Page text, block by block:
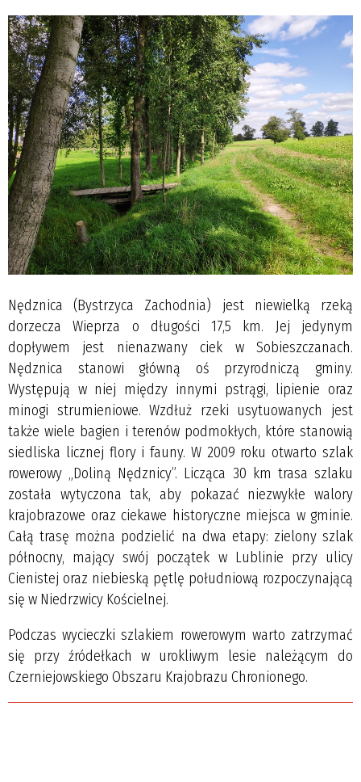
Nędznica (Bystrzyca Zachodnia) jest niewielką rzeką
dorzecza Wieprza o długości 17,5 km. Jej jedynym
dopływem jest nienazwany ciek w Sobieszczanach.
Nędznica stanowi główną oś przyrodniczą gminy.
Występują w niej między innymi pstrągi, lipienie oraz
minogi strumieniowe. Wzdłuż rzeki usytuowanych jest
także wiele bagien i terenów podmokłych, które stanowią
siedliska licznej flory i fauny. W 2009 roku otwarto szlak
rowerowy „Doliną Nędznicy”. Licząca 30 km trasa szlaku
została wytyczona tak, aby pokazać niezwykłe walory
krajobrazowe oraz ciekawe historyczne miejsca w gminie.
Całą trasę można podzielić na dwa etapy: zielony szlak
północny, mający swój początek w Lublinie przy ulicy
Cienistej oraz niebieską pętlę południową rozpoczynającą
się w Niedrzwicy Kościelnej.
Podczas wycieczki szlakiem rowerowym warto zatrzymać
się przy źródełkach w urokliwym lesie należącym do
Czerniejowskiego Obszaru Krajobrazu Chronionego.